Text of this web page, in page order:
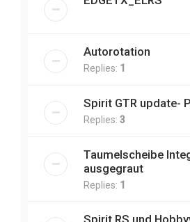
Autorotation
Replies: 1
Spirit GTR update-
Replies: 3
Taumelscheibe
ausgegraut
Replies: 1
Spirit RS und